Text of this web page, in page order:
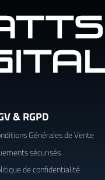
& RGPD
Générales de Vente
sécurisés
de confidentialité